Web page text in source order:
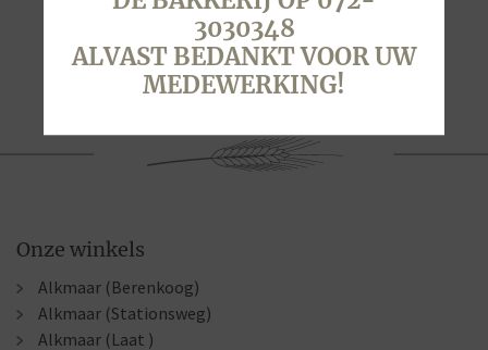
Onze winkels
Alkmaar (Berenkoog)
Alkmaar (Stationsweg)
Alkmaar (Laat )
3030348
ALVAST BEDANKT VOOR UW
MEDEWERKING!